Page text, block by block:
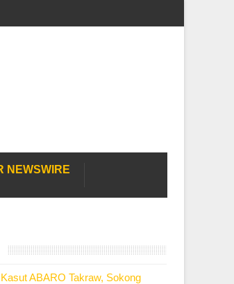
NEWSWIRE
ABARO Takraw, Sokong